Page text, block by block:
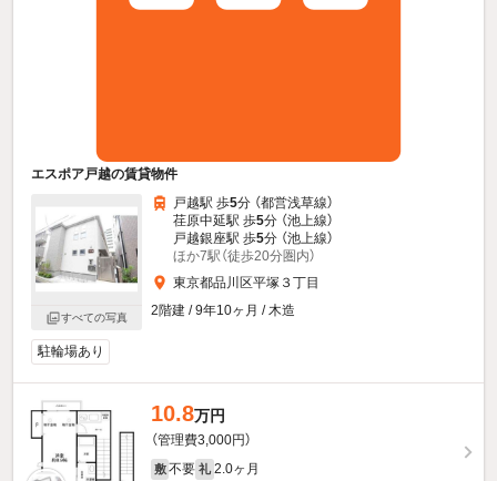
エスポア戸越の賃貸物件
すべての写真
戸越駅 歩5分 （都営浅草線）
荏原中延駅 歩5分 （池上線）
戸越銀座駅 歩5分 （池上線）
ほか7駅（徒歩20分圏内）
東京都品川区平塚３丁目
2階建 / 9年10ヶ月 / 木造
駐輪場あり
10.8万円
（管理費3,000円）
敷 不要 礼 2.0ヶ月